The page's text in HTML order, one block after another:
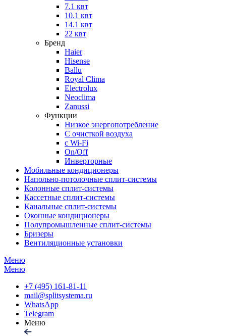
7.1 квт
10.1 квт
14.1 квт
22 квт
Бренд
Haier
Hisense
Ballu
Royal Clima
Electrolux
Neoclima
Zanussi
Функции
Низкое энергопотребление
С очисткой воздуха
с Wi-Fi
On/Off
Инверторные
Мобильные кондиционеры
Напольно-потолоч​ные ​сплит-системы
Колонные ​​сплит-системы
Кассетные сплит-системы
Канальные сплит-системы
Оконные кондиционеры
Полупромышленные сплит-системы
Бризеры
Вентиляционные установки
Меню
Меню
+7 (495) 161-81-11
mail@splitsystema.ru
WhatsApp
Telegram
Меню